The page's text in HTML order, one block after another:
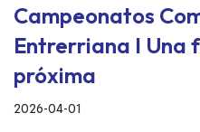
Campeonatos
Entrerriana I Una
próxima
2026-04-01